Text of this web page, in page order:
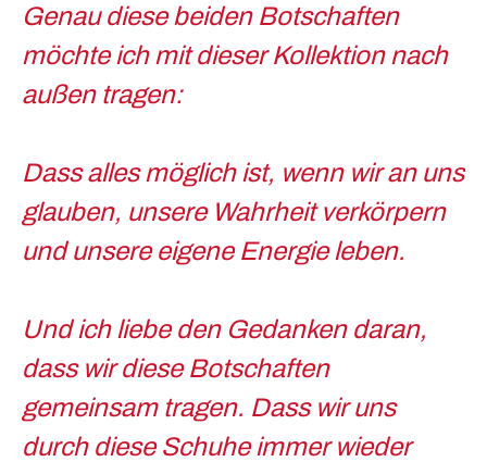
Genau diese beiden Botschaften
möchte ich mit dieser Kollektion nach
außen tragen:
Dass alles möglich ist, wenn wir an uns
glauben, unsere Wahrheit verkörpern
und unsere eigene Energie leben.
Und ich liebe den Gedanken daran,
dass wir diese Botschaften
gemeinsam tragen. Dass wir uns
durch diese Schuhe immer wieder